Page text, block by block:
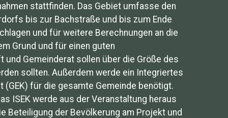
stattfinden. Das Gebiet umfasse den
bis zur Bachstraße und bis zum Ende
und für weitere Berechnungen an die
Grund und für einen guten
Gemeinderat sollen über die Größe des
sollten. Außerdem werde ein Integriertes
für die gesamte Gemeinde benötigt.
ISEK werde aus der Veranstaltung heraus
Beteiligung der Bevölkerung am Projekt und